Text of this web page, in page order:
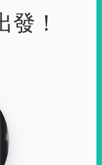
！